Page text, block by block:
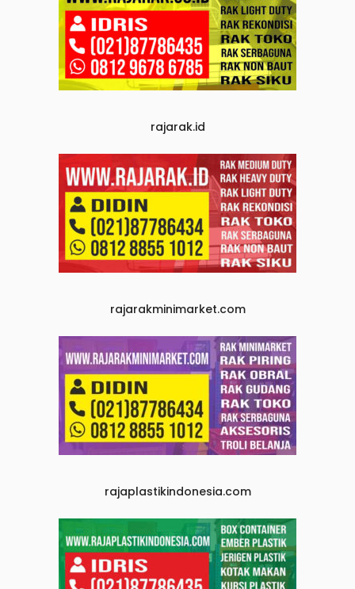
rajarak.id
rajarakminimarket.com
rajaplastikindonesia.com